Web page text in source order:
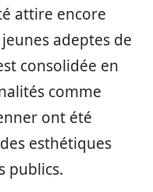
attire encore
adeptes de
consolidée en
comme
ont été
esthétiques
publics.